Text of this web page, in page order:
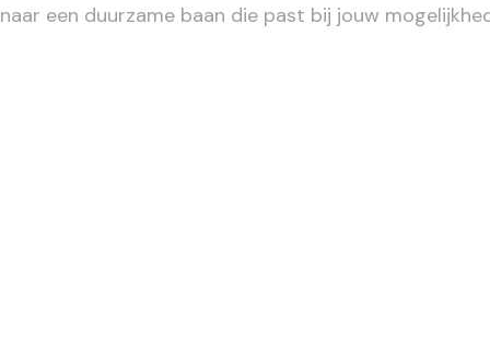
naar een duurzame baan die past bij jouw